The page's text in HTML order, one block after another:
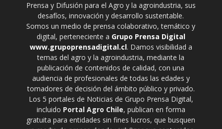
Prensa y Difusión para el Agro y la agroindustria, sus
desafíos, innovación y desarrollo sustentable.
Somos un medio de prensa colaborativo, temático y
digital, perteneciente a Grupo Prensa Digital
www.grupoprensadigital.cl. Damos visibilidad a
temas del agro y la agroindustria, mediante la
publicación de contenidos de calidad, con una
audiencia de profesionales de todas las edades y
tomadores de decisión del ámbito público y privado.
Los 5 portales de Noticias de Grupo Prensa Digital,
incluido Portal Agro Chile, publican en forma
gratuita para entidades sin fines lucros, que busquen